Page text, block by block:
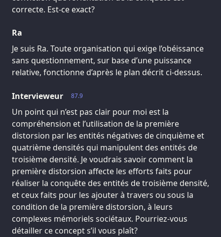
correcte. Est-ce exact?
Ra
Je suis Ra. Toute organisation qui exige l’obéissance
sans questionnement, sur base d’une puissance
relative, fonctionne d’après le plan décrit ci-dessus.
87.9
Intervieweur
Un point qui n’est pas clair pour moi est la
compréhension et l’utilisation de la première
distorsion par les entités négatives de cinquième et
quatrième densités qui manipulent des entités de
troisième densité. Je voudrais savoir comment la
première distorsion affecte les efforts faits pour
réaliser la conquête des entités de troisième densité,
et ceux faits pour les ajouter à travers ou sous la
condition de la première distorsion, à leurs
complexes mémoriels sociétaux. Pourriez-vous
détailler ce concept s’il vous plaît?